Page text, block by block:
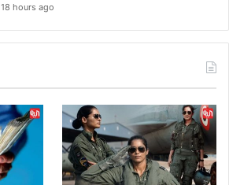
18 hours ago